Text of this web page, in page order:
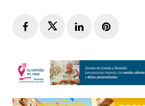
FacebookTwitterLinkedIn